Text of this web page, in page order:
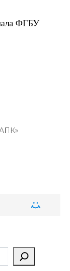
ФГБУ